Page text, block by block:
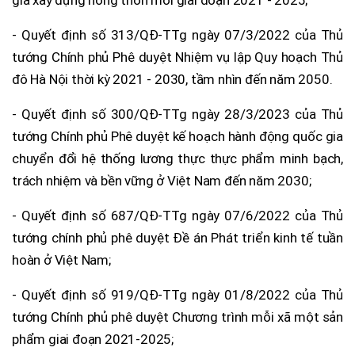
- Quyết định số 313/QĐ-TTg ngày 07/3/2022 của Thủ
tướng Chính phủ Phê duyệt Nhiệm vụ lập Quy hoạch Thủ
đô Hà Nội thời kỳ 2021 - 2030, tầm nhìn đến năm 2050.
- Quyết định số 300/QĐ-TTg ngày 28/3/2023 của Thủ
tướng Chính phủ Phê duyệt kế hoạch hành động quốc gia
chuyển đổi hệ thống lương thực thực phẩm minh bạch,
trách nhiệm và bền vững ở Việt Nam đến năm 2030;
- Quyết định số 687/QĐ-TTg ngày 07/6/2022 của Thủ
tướng chính phủ phê duyệt Đề án Phát triển kinh tế tuần
hoàn ở Việt Nam;
- Quyết định số 919/QĐ-TTg ngày 01/8/2022 của Thủ
tướng Chính phủ phê duyệt Chương trình mỗi xã một sản
phẩm giai đoạn 2021-2025;